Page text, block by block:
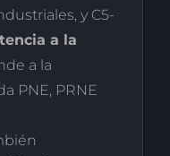
y C5-
a la
a la
PNE, PRNE